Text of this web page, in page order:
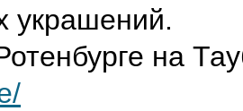
украшений.
на